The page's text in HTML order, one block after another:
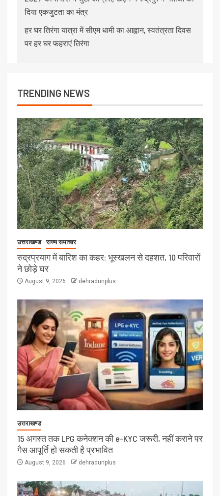
दिया एकजुटता का मंत्र
हर घर तिरंगा यात्रा में सीएम धामी का आह्वान, स्वतंत्रता दिवस
पर हर घर फहराएं तिरंगा
TRENDING NEWS
उत्तराखण्ड राज्य समाचार
रुद्रप्रयाग में बारिश का कहर: भूस्खलन से दहशत, 10 परिवारों
ने छोड़े घर
August 9, 2026 dehradunplus
उत्तराखण्ड
15 अगस्त तक LPG कनेक्शन की e-KYC जरूरी, नहीं कराने पर
गैस आपूर्ति हो सकती है प्रभावित
August 9, 2026 dehradunplus